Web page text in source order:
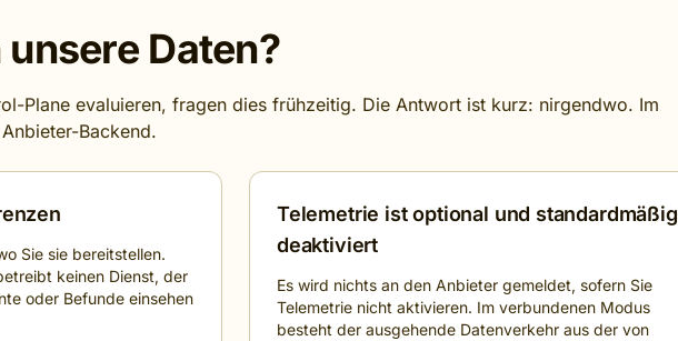
Daten?
Plane evaluieren, fragen dies frühzeitig. Die Antwort ist kurz: nirgendwo. Im
Backend.
Sie sie bereitstellen.
keinen Dienst, der
oder Befunde einsehen
Telemetrie ist optional und standardmäßig
deaktiviert
Es wird nichts an den Anbieter gemeldet, sofern Sie
Telemetrie nicht aktivieren. Im verbundenen Modus
besteht der ausgehende Datenverkehr aus der von